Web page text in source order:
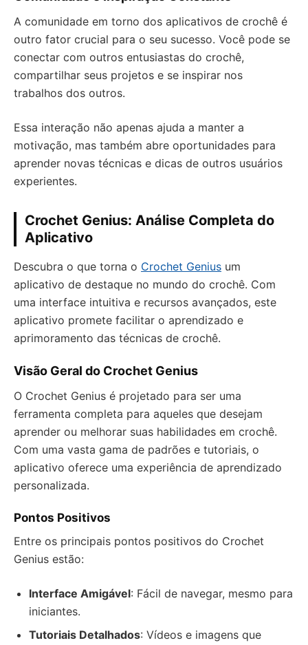
A comunidade em torno dos aplicativos de crochê é
outro fator crucial para o seu sucesso. Você pode se
conectar com outros entusiastas do crochê,
compartilhar seus projetos e se inspirar nos
trabalhos dos outros.
Essa interação não apenas ajuda a manter a
motivação, mas também abre oportunidades para
aprender novas técnicas e dicas de outros usuários
experientes.
Crochet Genius: Análise Completa do
Aplicativo
Descubra o que torna o Crochet Genius um
aplicativo de destaque no mundo do crochê. Com
uma interface intuitiva e recursos avançados, este
aplicativo promete facilitar o aprendizado e
aprimoramento das técnicas de crochê.
Visão Geral do Crochet Genius
O Crochet Genius é projetado para ser uma
ferramenta completa para aqueles que desejam
aprender ou melhorar suas habilidades em crochê.
Com uma vasta gama de padrões e tutoriais, o
aplicativo oferece uma experiência de aprendizado
personalizada.
Pontos Positivos
Entre os principais pontos positivos do Crochet
Genius estão:
Interface Amigável: Fácil de navegar, mesmo para
iniciantes.
Tutoriais Detalhados: Vídeos e imagens que